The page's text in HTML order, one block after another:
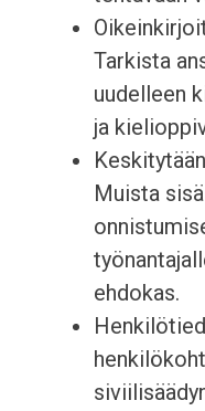
Tarkista
uudelleen
ja
Muista
ehdokas.